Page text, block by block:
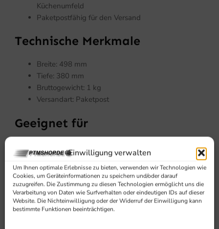
Einwilligung verwalten
Um Ihnen optimale Erlebnisse zu bieten, verwenden wir Technologien wie
Cookies, um Geräteinformationen zu speichern und/oder darauf
zuzugreifen. Die Zustimmung zu diesen Technologien ermöglicht uns die
Verarbeitung von Daten wie Surfverhalten oder eindeutigen IDs auf dieser
Website. Die Nichteinwilligung oder der Widerruf der Einwilligung kann
bestimmte Funktionen beeinträchtigen.
Küchenumfeld
Paketpostfähig für den Versand
Technische Merkmale
Breite: 498 mm
Tiefe: 380 mm
Bruttogewicht: 1 kg
Versandart: Paketpost
Geeignet für
benötigen und Wert auf einen schnellen Austausch im
Bereich Gastronomie, Gewerbe oder professionelle
Küchentechnik legen.